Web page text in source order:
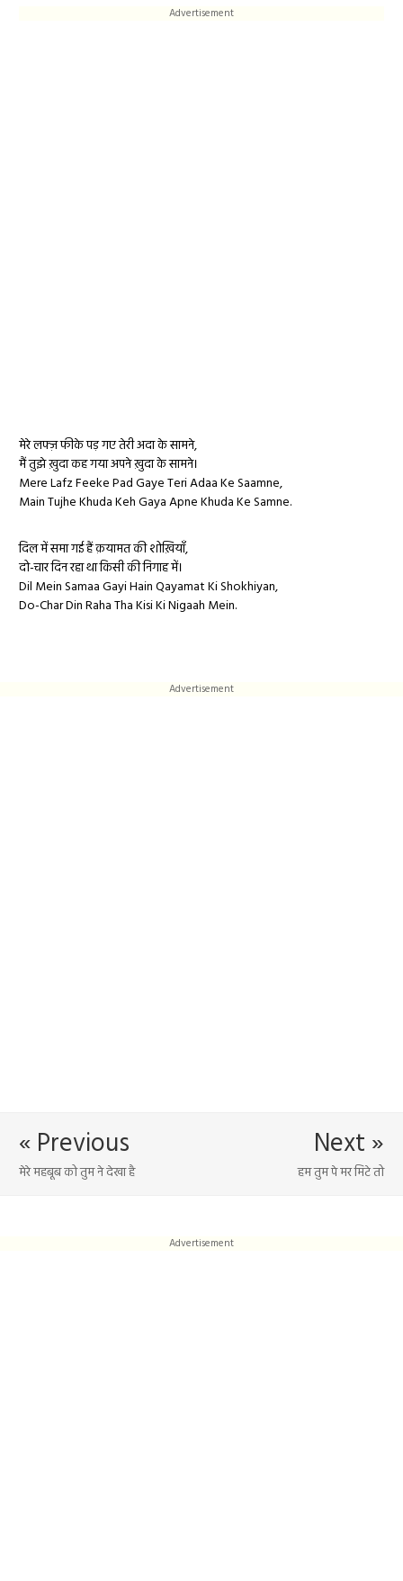
Advertisement
मेरे लफ्ज़ फीके पड़ गए तेरी अदा के सामने,
मैं तुझे ख़ुदा कह गया अपने ख़ुदा के सामने।
Mere Lafz Feeke Pad Gaye Teri Adaa Ke Saamne,
Main Tujhe Khuda Keh Gaya Apne Khuda Ke Samne.
दिल में समा गई हैं क़यामत की शोख़ियाँ,
दो-चार दिन रहा था किसी की निगाह में।
Dil Mein Samaa Gayi Hain Qayamat Ki Shokhiyan,
Do-Char Din Raha Tha Kisi Ki Nigaah Mein.
Advertisement
Next »
हम तुम पे मर मिटे तो
« Previous
मेरे महबूब को तुम ने देखा है
Advertisement